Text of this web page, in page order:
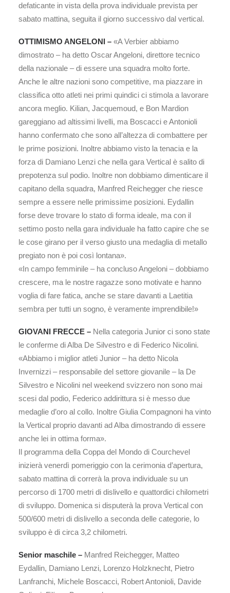
defaticante in vista della prova individuale prevista per
sabato mattina, seguita il giorno successivo dal vertical.
OTTIMISMO ANGELONI – «A Verbier abbiamo
dimostrato – ha detto Oscar Angeloni, direttore tecnico
della nazionale – di essere una squadra molto forte.
Anche le altre nazioni sono competitive, ma piazzare in
classifica otto atleti nei primi quindici ci stimola a lavorare
ancora meglio. Kilian, Jacquemoud, e Bon Mardion
gareggiano ad altissimi livelli, ma Boscacci e Antonioli
hanno confermato che sono all’altezza di combattere per
le prime posizioni. Inoltre abbiamo visto la tenacia e la
forza di Damiano Lenzi che nella gara Vertical è salito di
prepotenza sul podio. Inoltre non dobbiamo dimenticare il
capitano della squadra, Manfred Reichegger che riesce
sempre a essere nelle primissime posizioni. Eydallin
forse deve trovare lo stato di forma ideale, ma con il
settimo posto nella gara individuale ha fatto capire che se
le cose girano per il verso giusto una medaglia di metallo
pregiato non è poi così lontana».
«In campo femminile – ha concluso Angeloni – dobbiamo
crescere, ma le nostre ragazze sono motivate e hanno
voglia di fare fatica, anche se stare davanti a Laetitia
sembra per tutti un sogno, è veramente imprendibile!»
GIOVANI FRECCE – Nella categoria Junior ci sono state
le conferme di Alba De Silvestro e di Federico Nicolini.
«Abbiamo i miglior atleti Junior – ha detto Nicola
Invernizzi – responsabile del settore giovanile – la De
Silvestro e Nicolini nel weekend svizzero non sono mai
scesi dal podio, Federico addirittura si è messo due
medaglie d’oro al collo. Inoltre Giulia Compagnoni ha vinto
la Vertical proprio davanti ad Alba dimostrando di essere
anche lei in ottima forma».
Il programma della Coppa del Mondo di Courchevel
inizierà venerdì pomeriggio con la cerimonia d’apertura,
sabato mattina di correrà la prova individuale su un
percorso di 1700 metri di dislivello e quattordici chilometri
di sviluppo. Domenica si disputerà la prova Vertical con
500/600 metri di dislivello a seconda delle categorie, lo
sviluppo è di circa 3,2 chilometri.
Senior maschile – Manfred Reichegger, Matteo
Eydallin, Damiano Lenzi, Lorenzo Holzknecht, Pietro
Lanfranchi, Michele Boscacci, Robert Antonioli, Davide